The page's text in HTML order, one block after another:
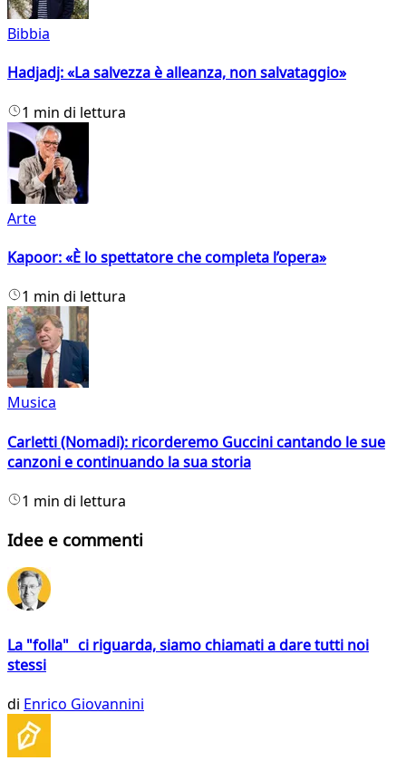
Bibbia
Hadjadj: «La salvezza è alleanza, non salvataggio»
1 min di lettura
Arte
Kapoor: «È lo spettatore che completa l’opera»
1 min di lettura
Musica
Carletti (Nomadi): ricorderemo Guccini cantando le sue
canzoni e continuando la sua storia
1 min di lettura
Idee e commenti
La "folla" ci riguarda, siamo chiamati a dare tutti noi
stessi
di Enrico Giovannini